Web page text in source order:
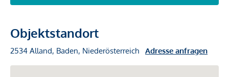
Objektstandort
2534 Alland, Baden, Niederösterreich Adresse anfragen